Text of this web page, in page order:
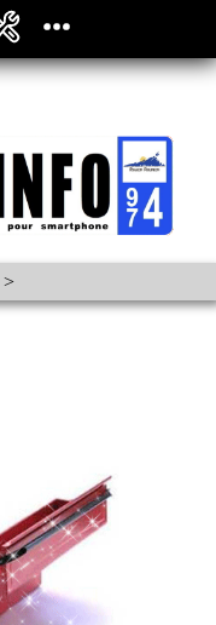
>